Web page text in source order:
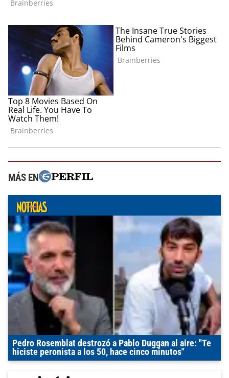
MÁS EN
Pedro Rosemblat destrozó a Pablo Duggan al aire: "Te
hiciste peronista a los 50, hace cinco minutos"